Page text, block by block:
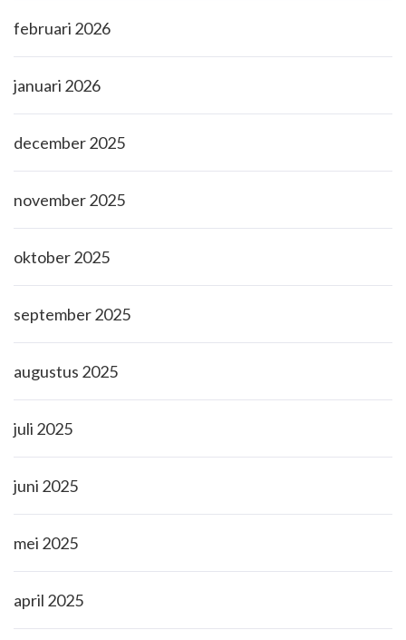
februari 2026
januari 2026
december 2025
november 2025
oktober 2025
september 2025
augustus 2025
juli 2025
juni 2025
mei 2025
april 2025